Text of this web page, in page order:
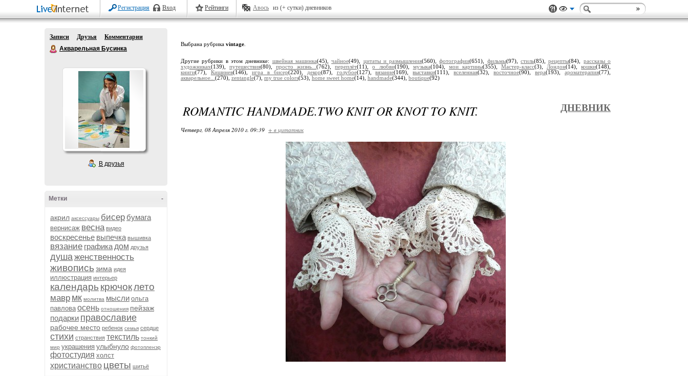
Регистрация Вход Рейтинги Авось из (+ сутки) дневников
Записи Друзья
Комментарии
Акварельная Бусинка
В друзья
-
Метки
акрил аксессуары бисер бумага
вернисаж весна видео
воскресенье выпечка вышивка
вязание графика дом друзья
душаженственность
живопись зима идея
иллюстрация интерьер
календарь крючоклето
мавр мк молитва мысли ольга
павлова осень отношения пейзаж
подарки православие
рабочее место ребенок семья сердце
стихи странствия текстиль тонкий
мир украшения улыбнуло фотопленэр
фотостудия холст
христианство цветы шитьё
Выбрана рубрика vintage
Другие рубрики в этом дневнике: швейная машинка(45),чайное(49), цитаты и размышления(560),фотографии(651), фильмы(97),стиль(85),рецепты(84), рассказы о
художниках(139),путешествия(80),просто жизнь...(762),переплёт(11),о любви(190), музыка(104), мои картины(355), Мастер-класс(3), Лондон(14),кошки(148),
книги(77), Кишинев(146), игра в бисер(220), декор(87), голубое(127),вязание(169),выставки(111),вселенная(32),восточное(90),вера(193),ароматерапия(77),
акварельное... (270), zentangle(7), my true colors(53), home sweet home(14), handmade(344), boutique(92)
ROMANTIC HANDMADE.TWO KNIT OR KNOT TO KNIT. ДНЕВНИК
Четверг, 08 Апреля 2010 г. 09:39 + в цитатник